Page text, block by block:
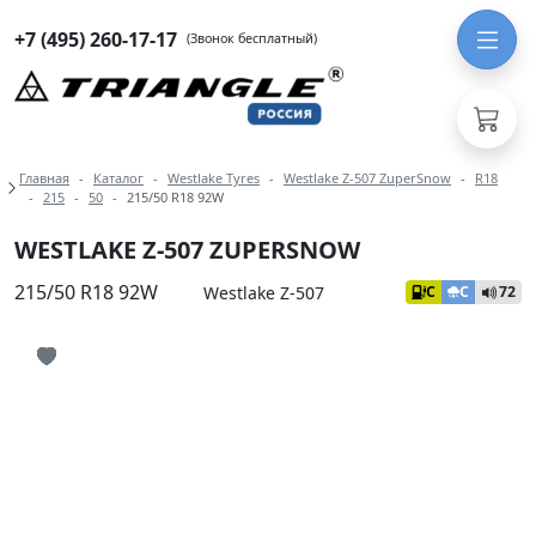
+7 (495) 260-17-17 (Звонок бесплатный)
Навигация по разделам модели
Главная Каталог Westlake Tyres Westlake Z-507 ZuperSnow
R18
215
50 215/50 R18 92W
WESTLAKE Z-507 ZUPERSNOW
215/50 R18 92W Westlake Z-507 C C 72